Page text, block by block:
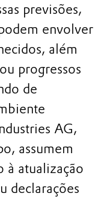
previsões,
envolver
além
progressos
de
AG,
assumem
à atualização
declarações